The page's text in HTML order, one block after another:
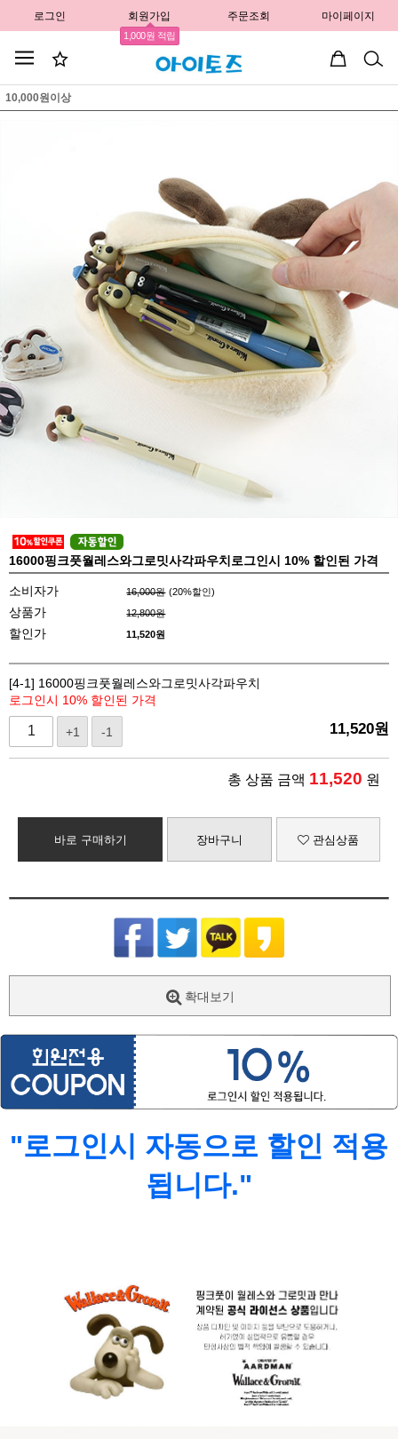
로그인 회원가입
1,000원 적립
주문조회 마이페이지
10,000원이상
16000핑크풋월레스와그로밋사각파우치로그인시 10% 할인된 가격
소비자가 16,000원 (20%할인)
상품가 12,800원
할인가 11,520원
[4-1] 16000핑크풋월레스와그로밋사각파우치
로그인시 10% 할인된 가격
+1 -1 11,520원
총 상품 금액 11,520 원
바로 구매하기 장바구니 관심상품
확대보기
"로그인시 자동으로 할인 적용
됩니다."